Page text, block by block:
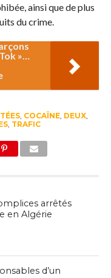
ainsi que de plus
du crime.
»…
, COCAÏNE, DEUX,
, TRAFIC
arrêtés
en Algérie
d’un